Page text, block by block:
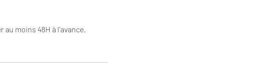
moins 48H à l'avance.